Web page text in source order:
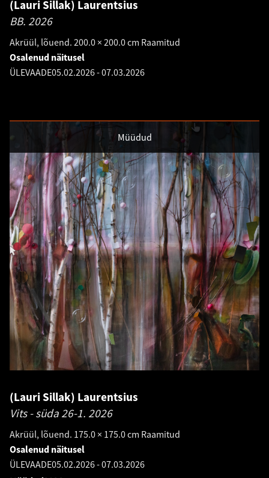
(Lauri Sillak) Laurentsius
BB. 2026
Akrüül, lõuend. 200.0 × 200.0 cm Raamitud
Osalenud näitusel
ÜLEVAADE05.02.2026-07.03.2026
Müüdud
(Lauri Sillak) Laurentsius
Vits - süda 26-1. 2026
Akrüül, lõuend. 175.0 × 175.0 cm Raamitud
Osalenud näitusel
ÜLEVAADE05.02.2026-07.03.2026